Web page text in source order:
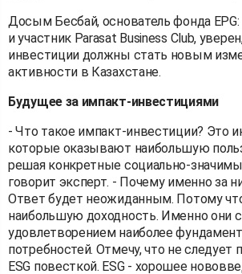
Досым Бесбай, основатель фонда
и участник Parasat Business Club,
инвестиции должны стать новым
активности в Казахстане.
Будущее за импакт-инвестициями
- Что такое импакт-инвестиции? Это
которые оказывают наибольшую
решая конкретные социально-
говорит эксперт. - Почему именно за
Ответ будет неожиданным. Потому
наибольшую доходность. Именно они
удовлетворением наиболее
потребностей. Отмечу, что не следует
ESG повесткой. ESG - хорошее